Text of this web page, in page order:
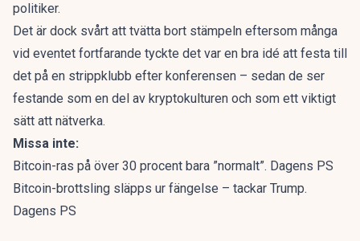
politiker.
Det är dock svårt att tvätta bort stämpeln eftersom många
vid eventet fortfarande tyckte det var en bra idé att festa till
det på en strippklubb efter konferensen – sedan de ser
festande som en del av kryptokulturen och som ett viktigt
sätt att nätverka.
Missa inte:
Bitcoin-ras på över 30 procent bara ”normalt”. Dagens PS
Bitcoin-brottsling släpps ur fängelse – tackar Trump.
Dagens PS